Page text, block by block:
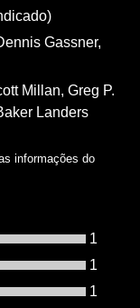
Gassner,
Millan, Greg P.
Landers
informações do
1
1
1